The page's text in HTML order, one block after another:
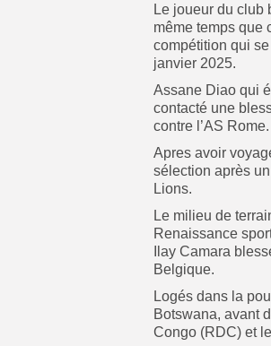
‎Le joueur du club
même temps que
compétition qui
janvier 2025.
Assane Diao qui
contacté une
contre l’AS Rome.
Apres avoir
sélection après
Lions.
Le milieu de
Renaissance
Ilay Camara
Belgique.
Logés dans la
Botswana, avant
Congo (RDC) et